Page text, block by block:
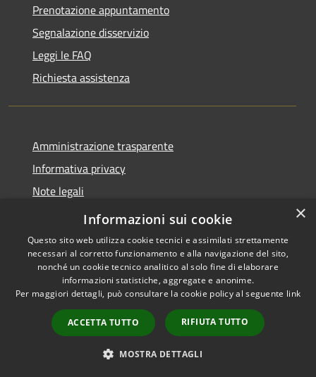
Prenotazione appuntamento
Segnalazione disservizio
Leggi le FAQ
Richiesta assistenza
Amministrazione trasparente
Informativa privacy
Note legali
Dichiarazione di accessibilità
Accessibilità
Copyright © 2026 • Comune di
Valbondione • Powered by
Municipium•
Accesso
redazione
×
Informazioni sui cookie
Questo sito web utilizza cookie tecnici e assimilati strettamente
necessari al corretto funzionamento e alla navigazione del sito,
nonché un cookie tecnico analitico al solo fine di elaborare
informazioni statistiche, aggregate e anonime.
Per maggiori dettagli, può consultare la cookie policy al seguente link
ACCETTA TUTTO RIFIUTA TUTTO
MOSTRA DETTAGLI